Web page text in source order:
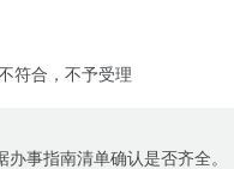
符合，不予受理
事指南清单确认是否齐全。